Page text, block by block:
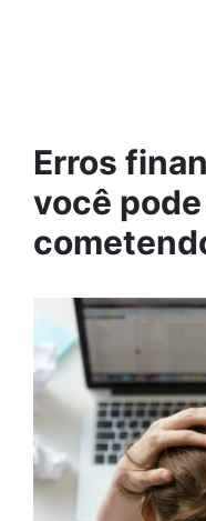
Erros
você